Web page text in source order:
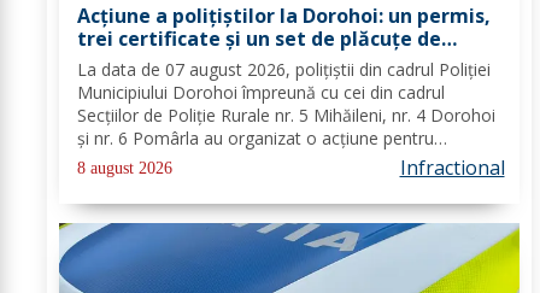
Acțiune a polițiștilor la Dorohoi: un permis,
trei certificate și un set de plăcuțe de
înmatriculare reținute
La data de 07 august 2026, polițiștii din cadrul Poliției
Municipiului Dorohoi împreună cu cei din cadrul
Secțiilor de Poliție Rurale nr. 5 Mihăileni, nr. 4 Dorohoi
și nr. 6 Pomârla au organizat o acțiune pentru
prevenirea și combaterea faptelor de natură penală și
contravențională, verificarea...
8 august 2026 Infractional